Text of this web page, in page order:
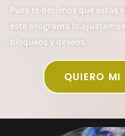
Pues te decimos que estás
este programa lo
bloqueos y deseos.
QUIERO MI